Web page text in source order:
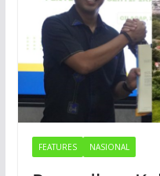
FEATURES NASIONAL